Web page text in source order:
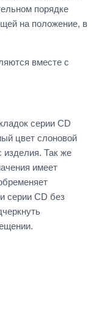
порядке
на положение, в
вместе с
серии CD
цвет слоновой
изделия. Так же
имеет
серии CD без